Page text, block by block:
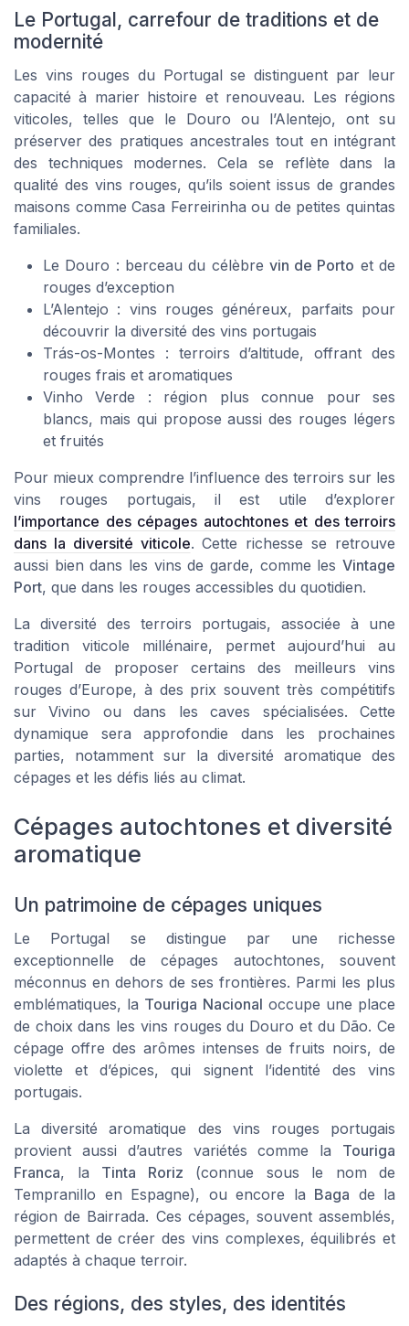
Le Portugal, carrefour de traditions et de
modernité
Les vins rouges du Portugal se distinguent par leur
capacité à marier histoire et renouveau. Les régions
viticoles, telles que le Douro ou l’Alentejo, ont su
préserver des pratiques ancestrales tout en intégrant
des techniques modernes. Cela se reflète dans la
qualité des vins rouges, qu’ils soient issus de grandes
maisons comme Casa Ferreirinha ou de petites quintas
familiales.
Le Douro : berceau du célèbre vin de Porto et de
rouges d’exception
L’Alentejo : vins rouges généreux, parfaits pour
découvrir la diversité des vins portugais
Trás-os-Montes : terroirs d’altitude, offrant des
rouges frais et aromatiques
Vinho Verde : région plus connue pour ses
blancs, mais qui propose aussi des rouges légers
et fruités
Pour mieux comprendre l’influence des terroirs sur les
vins rouges portugais, il est utile d’explorer
l’importance des cépages autochtones et des terroirs
dans la diversité viticole. Cette richesse se retrouve
aussi bien dans les vins de garde, comme les Vintage
Port, que dans les rouges accessibles du quotidien.
La diversité des terroirs portugais, associée à une
tradition viticole millénaire, permet aujourd’hui au
Portugal de proposer certains des meilleurs vins
rouges d’Europe, à des prix souvent très compétitifs
sur Vivino ou dans les caves spécialisées. Cette
dynamique sera approfondie dans les prochaines
parties, notamment sur la diversité aromatique des
cépages et les défis liés au climat.
Cépages autochtones et diversité
aromatique
Un patrimoine de cépages uniques
Le Portugal se distingue par une richesse
exceptionnelle de cépages autochtones, souvent
méconnus en dehors de ses frontières. Parmi les plus
emblématiques, la Touriga Nacional occupe une place
de choix dans les vins rouges du Douro et du Dão. Ce
cépage offre des arômes intenses de fruits noirs, de
violette et d’épices, qui signent l’identité des vins
portugais.
La diversité aromatique des vins rouges portugais
provient aussi d’autres variétés comme la Touriga
Franca, la Tinta Roriz (connue sous le nom de
Tempranillo en Espagne), ou encore la Baga de la
région de Bairrada. Ces cépages, souvent assemblés,
permettent de créer des vins complexes, équilibrés et
adaptés à chaque terroir.
Des régions, des styles, des identités